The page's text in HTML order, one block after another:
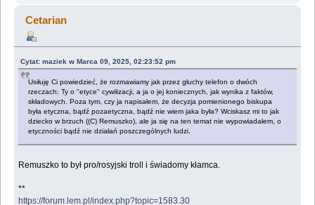
Cetarian
Cytat: maziek w Marca 09, 2025, 02:23:52 pm
Usiłuję Ci powiedzieć, że rozmawiamy jak przez głuchy telefon o dwóch
rzeczach: Ty o "etyce" cywilizacji, a ja o jej koniecznych, jak wynika z faktów,
składowych. Poza tym, czy ja napisałem, że decyzja pomienionego biskupa
była etyczna, bądź pozaetyczna, bądź nie wiem jaka była? Wciskasz mi to jak
dziecko w brzuch ((C) Remuszko), ale ja się na ten temat nie wypowiadałem, o
etyczności bądź nie działań poszczególnych ludzi.
Remuszko to był pro/rosyjski troll i świadomy kłamca.
**
https://forum.lem.pl/index.php?topic=1583.30